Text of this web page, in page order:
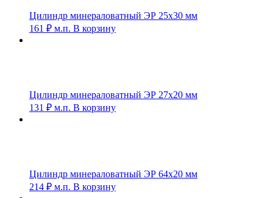
Цилиндр минераловатный ЭР 25х30 мм
161 ₽ м.п. В корзину
Цилиндр минераловатный ЭР 27х20 мм
131 ₽ м.п. В корзину
Цилиндр минераловатный ЭР 64х20 мм
214 ₽ м.п. В корзину